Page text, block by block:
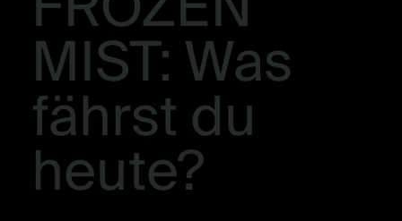
MIST: Was
fährst du
heute?